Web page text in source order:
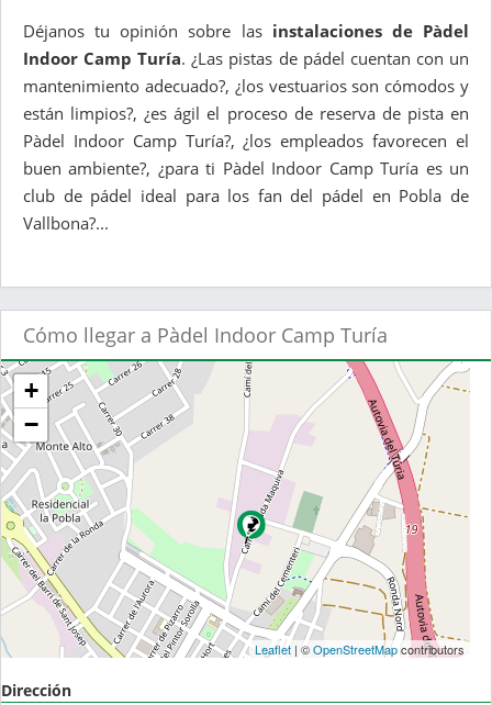
Déjanos tu opinión sobre las instalaciones de Pàdel
Indoor Camp Turía. ¿Las pistas de pádel cuentan con un
mantenimiento adecuado?, ¿los vestuarios son cómodos y
están limpios?, ¿es ágil el proceso de reserva de pista en
Pàdel Indoor Camp Turía?, ¿los empleados favorecen el
buen ambiente?, ¿para ti Pàdel Indoor Camp Turía es un
club de pádel ideal para los fan del pádel en Pobla de
Vallbona?...
Cómo llegar a Pàdel Indoor Camp Turía
+
−
Leaflet| ©OpenStreetMapcontributors
Dirección